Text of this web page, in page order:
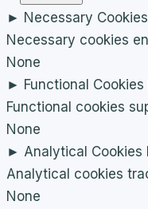
► Necessary Cookies
Necessary cookies
None
► Functional Cookies
Functional cookies
None
► Analytical Cookies
Analytical cookies
None